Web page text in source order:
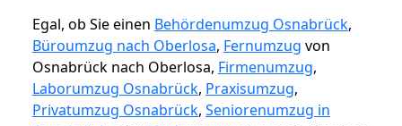
Egal, ob Sie einen Behördenumzug Osnabrück,
Büroumzug nach Oberlosa, Fernumzug von
Osnabrück nach Oberlosa, Firmenumzug,
Laborumzug Osnabrück, Praxisumzug,
Privatumzug Osnabrück, Seniorenumzug in